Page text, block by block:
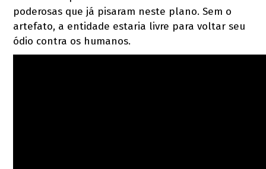
poderosas que já pisaram neste plano. Sem o
artefato, a entidade estaria livre para voltar seu
ódio contra os humanos.